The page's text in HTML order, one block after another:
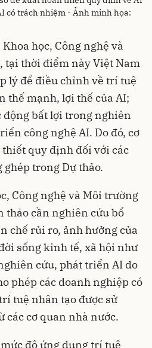
có trách nhiệm - Ảnh minh họa:
học, Công nghệ và
tại thời điểm này Việt Nam
lý để điều chỉnh về trí tuệ
thế mạnh, lợi thế của AI;
động bất lợi trong nghiên
công nghệ AI. Do đó, cơ
quy định đối với các
ghép trong Dự thảo.
Công nghệ và Môi trường
thảo cần nghiên cứu bổ
chế rủi ro, ảnh hưởng của
sống kinh tế, xã hội như
cứu, phát triển AI do
phép các doanh nghiệp có
tuệ nhân tạo được sử
các cơ quan nhà nước.
độ ứng dụng trí tuệ